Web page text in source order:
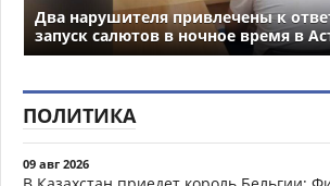
Два нарушителя привлечены к
запуск салютов в ночное время в
ПОЛИТИКА
09 авг 2026